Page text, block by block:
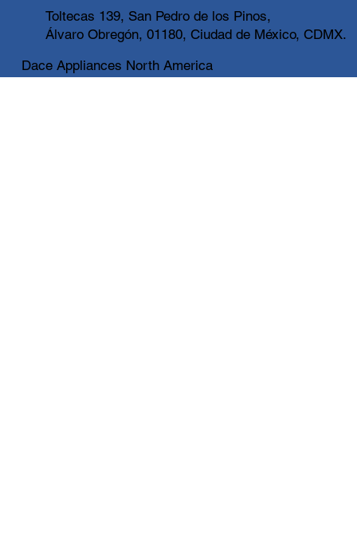
Toltecas 139, San Pedro de los Pinos,
Álvaro Obregón, 01180, Ciudad de México, CDMX.
Dace Appliances North America